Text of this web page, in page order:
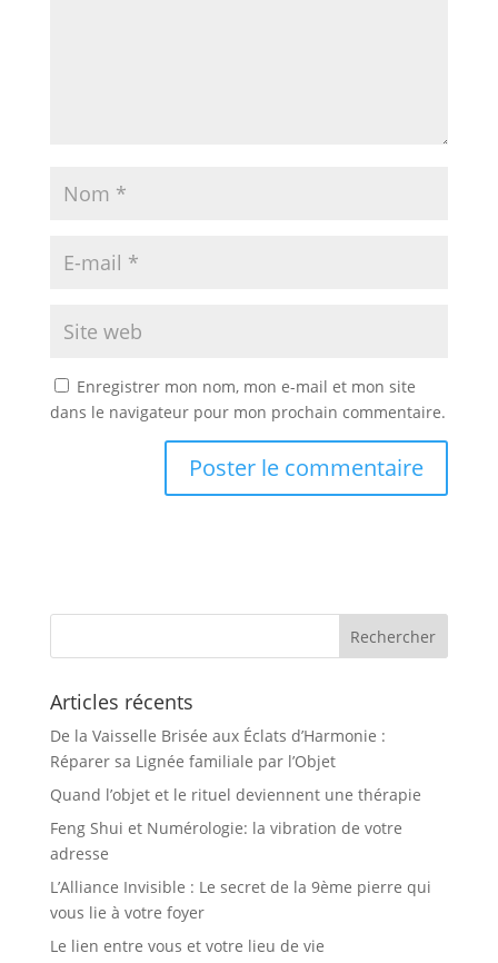
Enregistrer mon nom, mon e-mail et mon site
dans le navigateur pour mon prochain commentaire.
Articles récents
De la Vaisselle Brisée aux Éclats d’Harmonie :
Réparer sa Lignée familiale par l’Objet
Quand l’objet et le rituel deviennent une thérapie
Feng Shui et Numérologie: la vibration de votre
adresse
L’Alliance Invisible : Le secret de la 9ème pierre qui
vous lie à votre foyer
Le lien entre vous et votre lieu de vie